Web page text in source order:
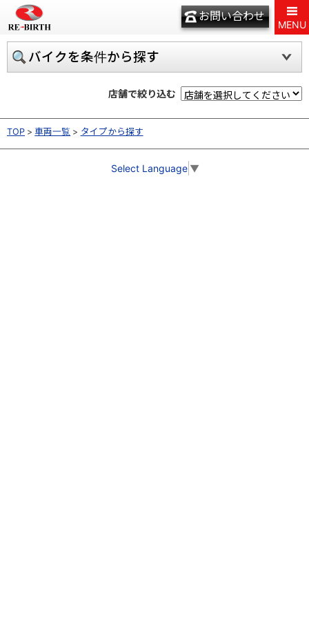
お問い合わせ
MENU
バイクを条件から探す
店舗で絞り込む
TOP 車両一覧 タイプから探す
Select Language ▼